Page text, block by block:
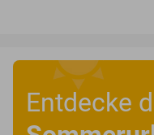
Entdecke